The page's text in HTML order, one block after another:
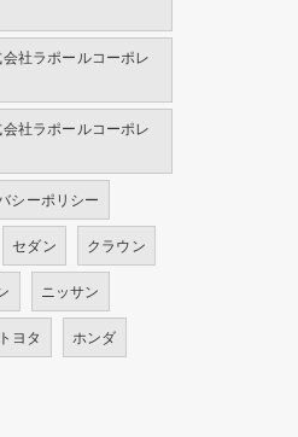
社ラポールコーポレ
社ラポールコーポレ
シーポリシー
セダン クラウン
ニッサン
トヨタ ホンダ